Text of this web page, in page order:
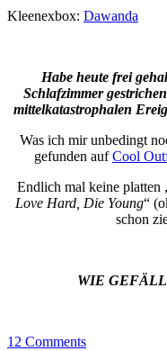
Kleenexbox: Dawanda
Habe heute frei
Schlafzimmer
mittelkatastrophalen
Was ich mir unbedingt
gefunden aufCool
Endlich mal keine platten
Love Hard, Die Young“
schon
WIE
12 Comments